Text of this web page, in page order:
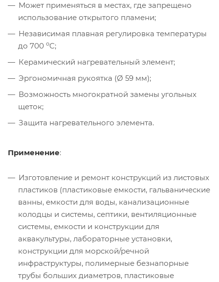
Может применяться в местах, где запрещено
использование открытого пламени;
Независимая плавная регулировка температуры
до 700 oC;
Керамический нагревательный элемент;
Эргономичная рукоятка (Ø 59 мм);
Возможность многократной замены угольных
щеток;
Защита нагревательного элемента.
Применение:
Изготовление и ремонт конструкций из листовых
пластиков (пластиковые емкости, гальванические
ванны, емкости для воды, канализационные
колодцы и системы, септики, вентиляционные
системы, емкости и конструкции для
аквакультуры, лабораторные установки,
конструкции для морской/речной
инфраструктуры, полимерные безнапорные
трубы больших диаметров, пластиковые